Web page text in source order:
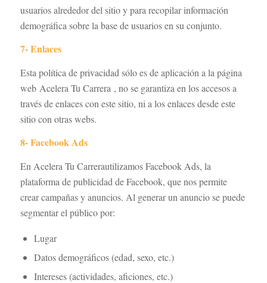
usuarios alrededor del sitio y para recopilar información
demográfica sobre la base de usuarios en su conjunto.
7- Enlaces
Esta política de privacidad sólo es de aplicación a la página
web Acelera Tu Carrera , no se garantiza en los accesos a
través de enlaces con este sitio, ni a los enlaces desde este
sitio con otras webs.
8- Facebook Ads
En Acelera Tu Carrerautilizamos Facebook Ads, la
plataforma de publicidad de Facebook, que nos permite
crear campañas y anuncios. Al generar un anuncio se puede
segmentar el público por:
Lugar
Datos demográficos (edad, sexo, etc.)
Intereses (actividades, aficiones, etc.)